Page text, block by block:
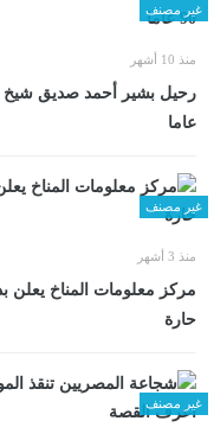
غير مصنف
منذ 10 أشهر
عاما
غير مصنف
منذ 3 أشهر
مركز معلومات المناخ
حارة
غير مصنف